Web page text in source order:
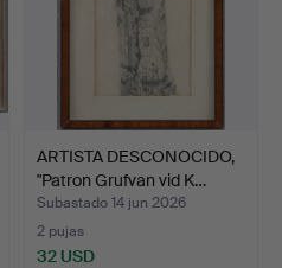
ARTISTA DESCONOCIDO,
"Patron Grufvan vid K…
Subastado 14 jun 2026
2 pujas
32 USD